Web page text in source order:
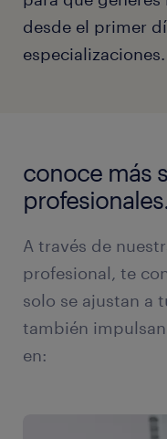
desde el primer
especializaciones.
conoce más
profesionales.
A través de
profesional, te
solo se ajustan a
también
en: